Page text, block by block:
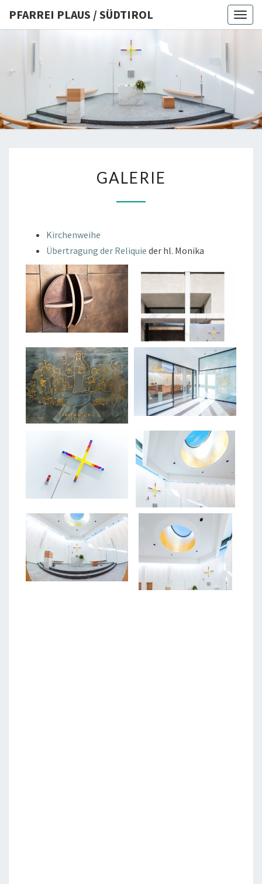
PFARREI PLAUS / SÜDTIROL
PFARREI
PLAUS /
GALERIE
Kirchenweihe
Übertragung der Reliquie der hl. Monika